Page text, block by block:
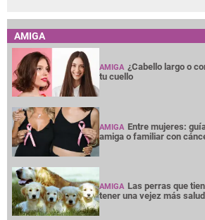
AMIGA
AMIGA ¿Cabello largo o
tu cuello
AMIGA Entre mujeres:
amiga o familiar con
AMIGA Las perras que
tener una vejez más